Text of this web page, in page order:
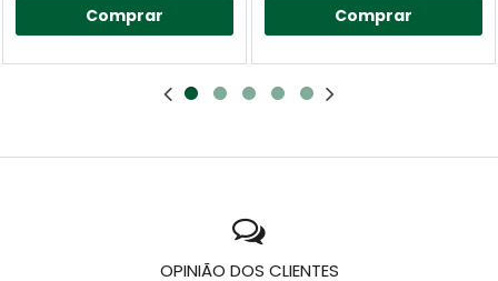
Comprar Comprar
OPINIÃO DOS CLIENTES